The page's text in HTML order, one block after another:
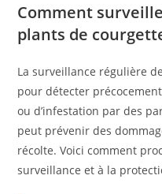
Comment
plants de
La surveillance régulière
pour détecter
ou d’infestation par des
peut prévenir des
récolte. Voici comment
surveillance et à la